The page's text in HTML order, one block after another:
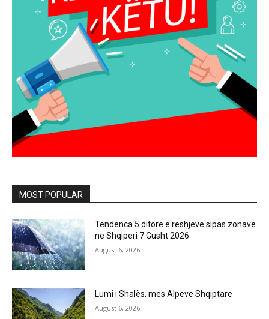
MOST POPULAR
Tendenca 5 ditore e reshjeve sipas zonave
ne Shqiperi 7 Gusht 2026
August 6, 2026
Lumi i Shalës, mes Alpeve Shqiptare
August 6, 2026